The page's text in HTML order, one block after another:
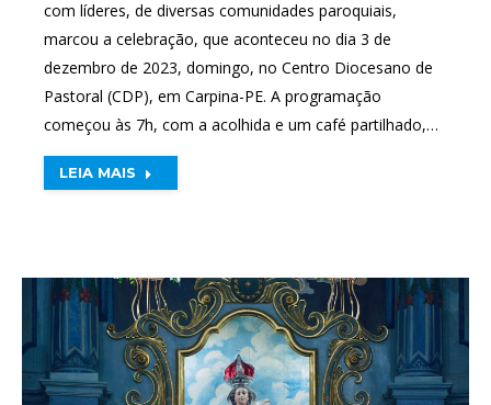
com líderes, de diversas comunidades paroquiais,
marcou a celebração, que aconteceu no dia 3 de
dezembro de 2023, domingo, no Centro Diocesano de
Pastoral (CDP), em Carpina-PE. A programação
começou às 7h, com a acolhida e um café partilhado,…
LEIA MAIS